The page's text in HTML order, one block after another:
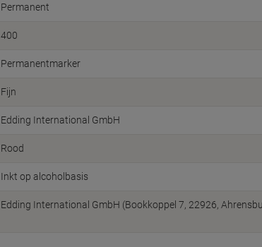
Permanent
400
Permanentmarker
Fijn
Edding International GmbH
Rood
Inkt op alcoholbasis
Edding International GmbH (Bookkoppel 7, 22926,